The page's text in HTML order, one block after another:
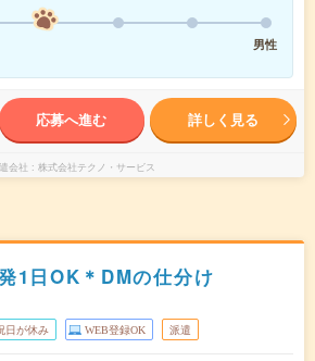
男性
応募へ進む 詳しく見る
会社 株式会社テクノ・サービス
1日OK＊DMの仕分け
日が休み WEB登録OK 派遣